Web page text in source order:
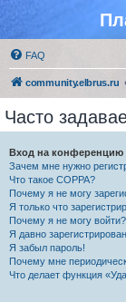
FAQ
community.elbrus.ru
Часто
Вход на конференцию
Зачем мне нужно
Что такое COPPA?
Почему я не могу
Я только что
Почему я не могу войти?
Я давно
Я забыл пароль!
Почему мне
Что делает функция